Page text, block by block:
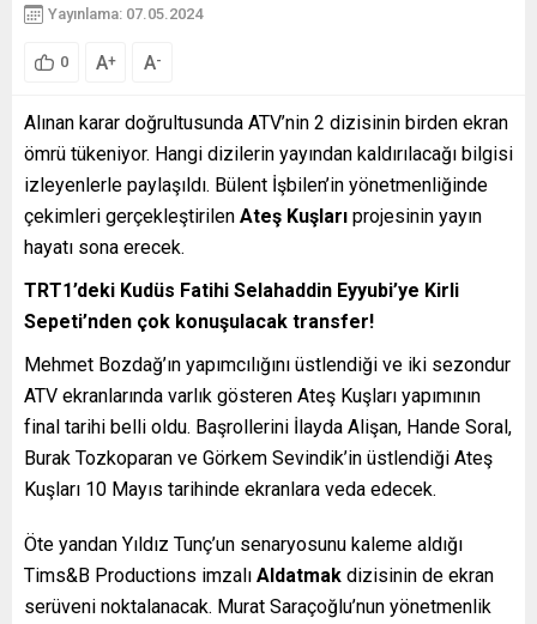
Yayınlama: 07.05.2024
0 A+ A-
Alınan karar doğrultusunda ATV’nin 2 dizisinin birden ekran
ömrü tükeniyor. Hangi dizilerin yayından kaldırılacağı bilgisi
izleyenlerle paylaşıldı. Bülent İşbilen’in yönetmenliğinde
çekimleri gerçekleştirilen Ateş Kuşları projesinin yayın
hayatı sona erecek.
TRT1’deki Kudüs Fatihi Selahaddin Eyyubi’ye Kirli
Sepeti’nden çok konuşulacak transfer!
Mehmet Bozdağ’ın yapımcılığını üstlendiği ve iki sezondur
ATV ekranlarında varlık gösteren Ateş Kuşları yapımının
final tarihi belli oldu. Başrollerini İlayda Alişan, Hande Soral,
Burak Tozkoparan ve Görkem Sevindik’in üstlendiği Ateş
Kuşları 10 Mayıs tarihinde ekranlara veda edecek.
Öte yandan Yıldız Tunç’un senaryosunu kaleme aldığı
Tims&B Productions imzalı Aldatmak dizisinin de ekran
serüveni noktalanacak. Murat Saraçoğlu’nun yönetmenlik